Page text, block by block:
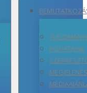
ROVATAINK